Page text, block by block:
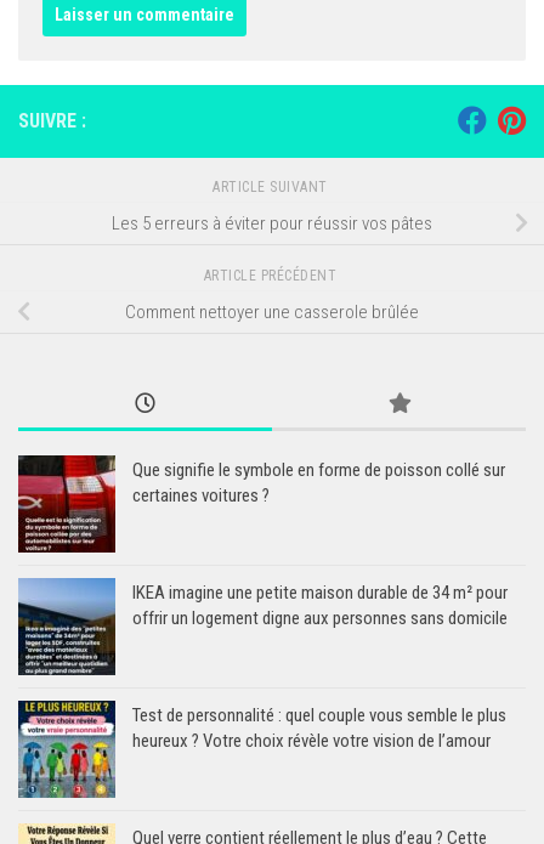
SUIVRE :
ARTICLE SUIVANT
Les 5 erreurs à éviter pour réussir vos pâtes
ARTICLE PRÉCÉDENT
Comment nettoyer une casserole brûlée
Que signifie le symbole en forme de poisson collé sur
certaines voitures ?
IKEA imagine une petite maison durable de 34 m² pour
offrir un logement digne aux personnes sans domicile
Test de personnalité : quel couple vous semble le plus
heureux ? Votre choix révèle votre vision de l’amour
Quel verre contient réellement le plus d’eau ? Cette